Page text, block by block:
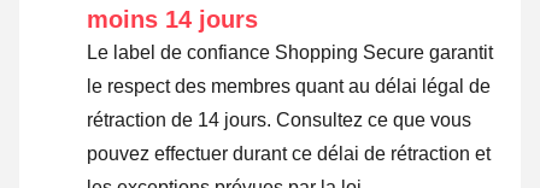
moins 14 jours
Le label de confiance Shopping Secure garantit
le respect des membres quant au délai légal de
rétraction de 14 jours. Consultez ce que vous
pouvez effectuer durant ce délai de rétraction et